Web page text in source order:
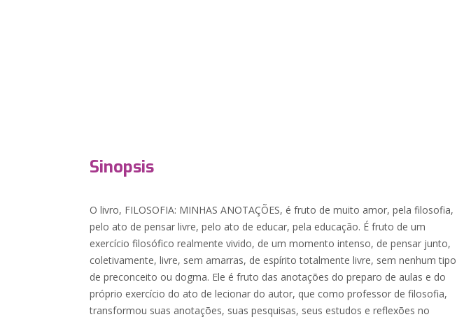
Sinopsis
O livro, FILOSOFIA: MINHAS ANOTAÇÕES, é fruto de muito amor, pela filosofia,
pelo ato de pensar livre, pelo ato de educar, pela educação. É fruto de um
exercício filosófico realmente vivido, de um momento intenso, de pensar junto,
coletivamente, livre, sem amarras, de espírito totalmente livre, sem nenhum tipo
de preconceito ou dogma. Ele é fruto das anotações do preparo de aulas e do
próprio exercício do ato de lecionar do autor, que como professor de filosofia,
transformou suas anotações, suas pesquisas, seus estudos e reflexões no